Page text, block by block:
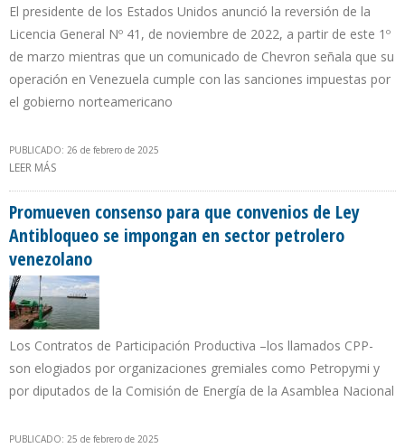
El presidente de los Estados Unidos anunció la reversión de la
Licencia General Nº 41, de noviembre de 2022, a partir de este 1º
de marzo mientras que un comunicado de Chevron señala que su
operación en Venezuela cumple con las sanciones impuestas por
el gobierno norteamericano
PUBLICADO: 26 de febrero de 2025
LEER MÁS
Promueven consenso para que convenios de Ley
Antibloqueo se impongan en sector petrolero
venezolano
Los Contratos de Participación Productiva –los llamados CPP-
son elogiados por organizaciones gremiales como Petropymi y
por diputados de la Comisión de Energía de la Asamblea Nacional
PUBLICADO: 25 de febrero de 2025